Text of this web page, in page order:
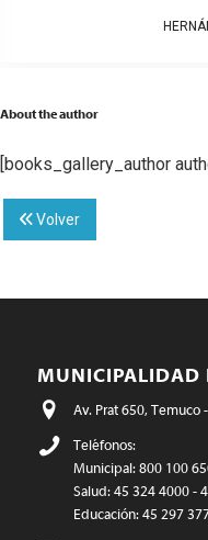
About the author
[books_gallery_author
Volver
MUNICIPALIDAD
Av. Prat 650, Temuco
Teléfonos:
Municipal: 800 100
Salud: 45 324 4000 -
Educación: 45 297